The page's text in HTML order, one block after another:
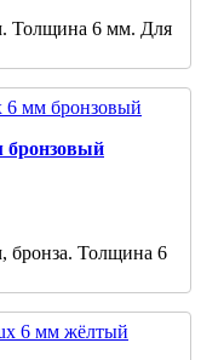
Толщина 6 мм. Для
бронзовый
бронза. Толщина 6